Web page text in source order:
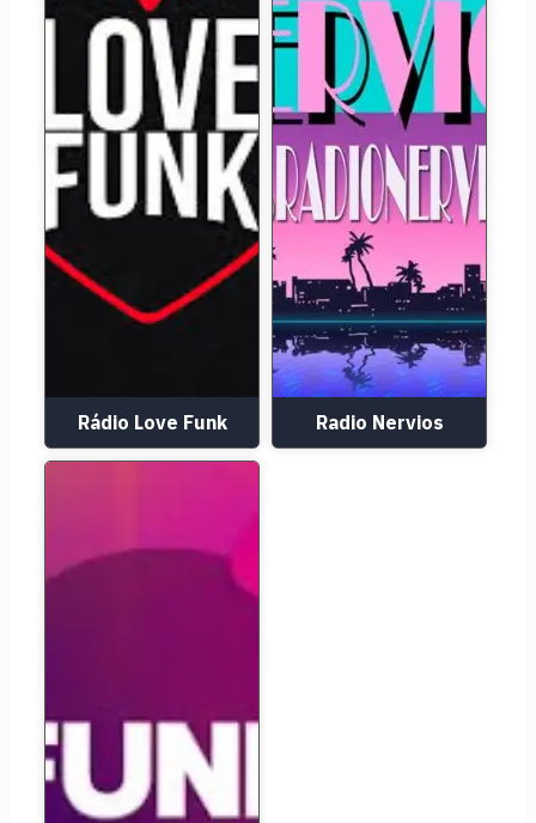
Rádio Love Funk Radio Nervios